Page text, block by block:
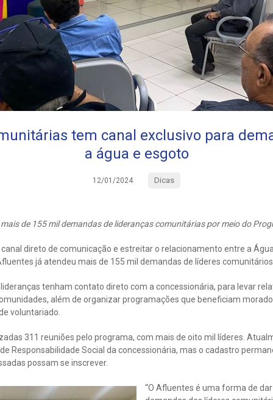
tem canal exclusivo para
a água e esgoto
12/01/2024 Dicas
de 155 mil demandas de lideranças comunitárias por meio do
direto de comunicação e estreitar o relacionamento entre a
já atendeu mais de 155 mil demandas de líderes
tenham contato direto com a concessionária, para levar
além de organizar programações que beneficiam
voluntariado.
311 reuniões pelo programa, com mais de oito mil líderes.
Responsabilidade Social da concessionária, mas o cadastro
possam se inscrever.
“O Afluentes é uma forma de